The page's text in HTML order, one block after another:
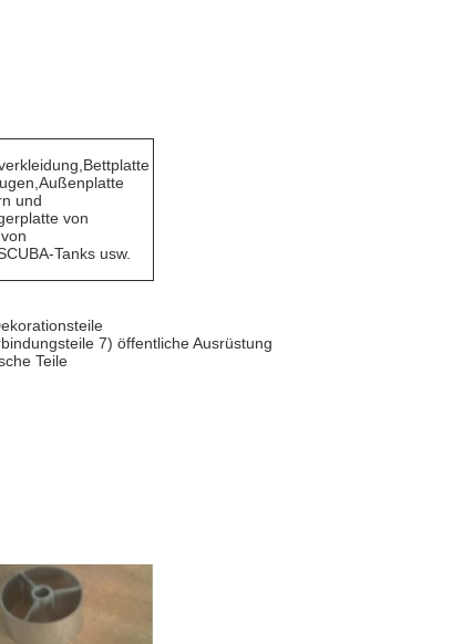
und
von
Tanks usw.
7) öffentliche Ausrüstung
Teile